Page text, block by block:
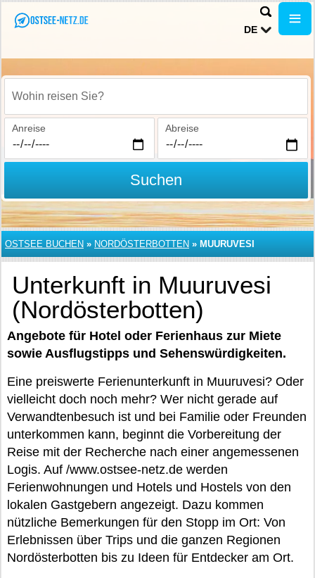
DE
Wohin reisen Sie?
Anreise Abreise
Suchen
OSTSEE BUCHEN » NORDÖSTERBOTTEN » MUURUVESI
Unterkunft in Muuruvesi
(Nordösterbotten)
Angebote für Hotel oder Ferienhaus zur Miete
sowie Ausflugstipps und Sehenswürdigkeiten.
Eine preiswerte Ferienunterkunft in Muuruvesi? Oder
vielleicht doch noch mehr? Wer nicht gerade auf
Verwandtenbesuch ist und bei Familie oder Freunden
unterkommen kann, beginnt die Vorbereitung der
Reise mit der Recherche nach einer angemessenen
Logis. Auf /www.ostsee-netz.de werden
Ferienwohnungen und Hotels und Hostels von den
lokalen Gastgebern angezeigt. Dazu kommen
nützliche Bemerkungen für den Stopp im Ort: Von
Erlebnissen über Trips und die ganzen Regionen
Nordösterbotten bis zu Ideen für Entdecker am Ort.